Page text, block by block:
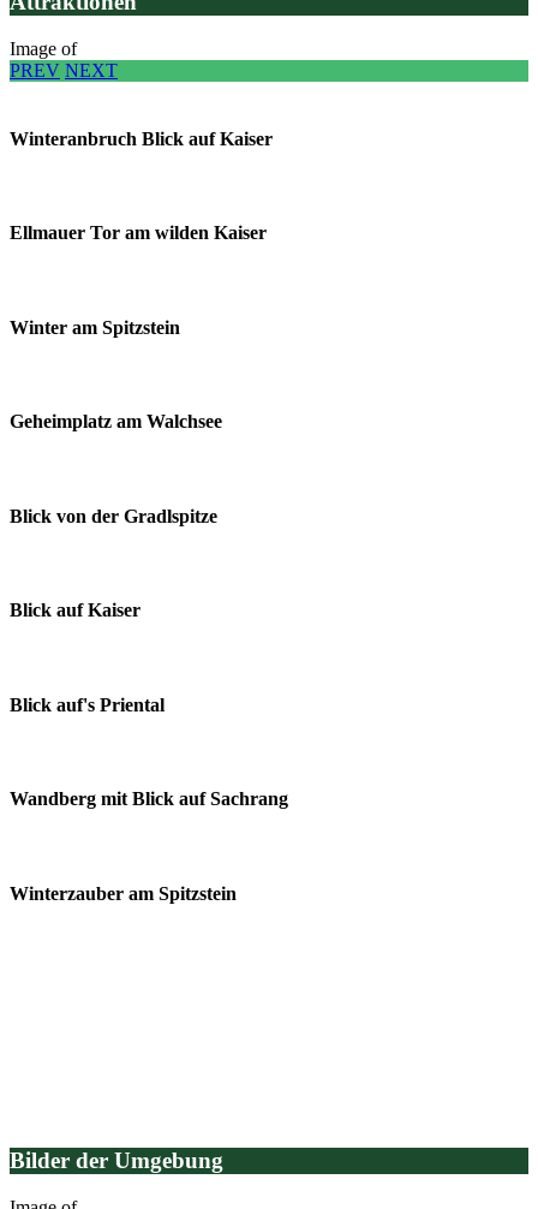
Image of
PREV NEXT
Winteranbruch Blick auf Kaiser
Ellmauer Tor am wilden Kaiser
Winter am Spitzstein
Geheimplatz am Walchsee
Blick von der Gradlspitze
Blick auf Kaiser
Blick auf's Priental
Wandberg mit Blick auf Sachrang
Winterzauber am Spitzstein
Bilder der Umgebung